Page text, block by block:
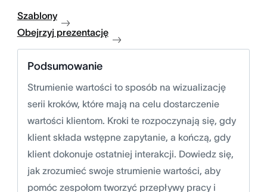
Szablony
Obejrzyj prezentację
Podsumowanie
Strumienie wartości to sposób na wizualizację
serii kroków, które mają na celu dostarczenie
wartości klientom. Kroki te rozpoczynają się, gdy
klient składa wstępne zapytanie, a kończą, gdy
klient dokonuje ostatniej interakcji. Dowiedz się,
jak zrozumieć swoje strumienie wartości, aby
pomóc zespołom tworzyć przepływy pracy i